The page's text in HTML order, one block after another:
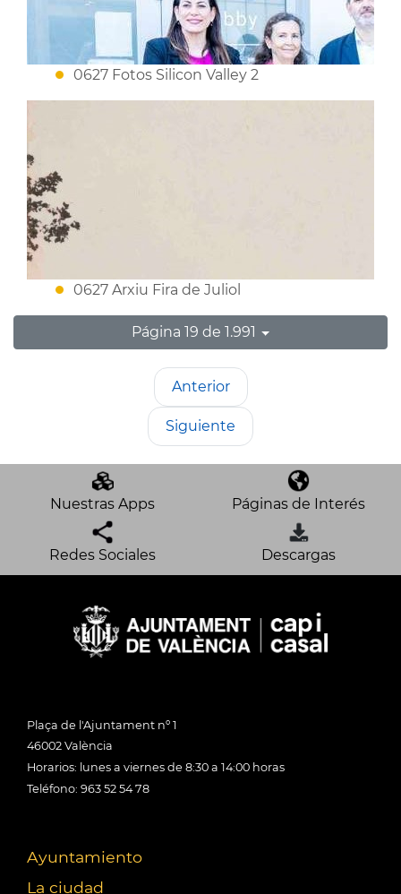
0627 Fotos Silicon Valley 2
0627 Arxiu Fira de Juliol
Página 19 de 1.991
Anterior
Siguiente
Nuestras Apps Páginas de Interés
Redes Sociales Descargas
Plaça de l'Ajuntament nº 1
46002 València
Horarios: lunes a viernes de 8:30 a 14:00 horas
Teléfono: 963 52 54 78
Ayuntamiento
La ciudad